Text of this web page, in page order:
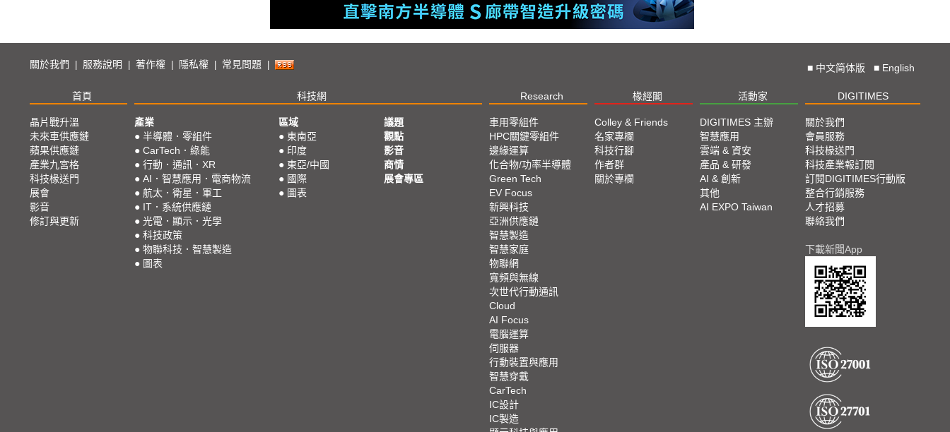
關於我們 服務說明 著作權 隱私權 常見問題 ■ 中文简体版 ■ English
首頁 科技網 Research 椽經閣 活動家 DIGITIMES
晶片戰升溫
未來車供應鏈
蘋果供應鏈
產業九宮格
科技椽送門
展會
影音
修訂與更新
產業
● 半導體．零組件
● CarTech．綠能
● 行動．通訊．XR
● AI．智慧應用．電商物流
● 航太．衛星．軍工
● IT．系統供應鏈
● 光電．顯示．光學
● 科技政策
● 物聯科技．智慧製造
● 圖表
區域
● 東南亞
● 印度
● 東亞/中國
● 國際
● 圖表
議題
觀點
影音
商情
展會專區
車用零組件
HPC關鍵零組件
邊緣運算
化合物/功率半導體
Green Tech
EV Focus
新興科技
亞洲供應鏈
智慧製造
智慧家庭
物聯網
寬頻與無線
次世代行動通訊
Cloud
AI Focus
電腦運算
伺服器
行動裝置與應用
智慧穿戴
CarTech
IC設計
IC製造
Colley & Friends
名家專欄
科技行腳
作者群
關於專欄
DIGITIMES 主辦
智慧應用
雲端 & 資安
產品 & 研發
AI & 創新
其他
AI EXPO Taiwan
關於我們
會員服務
科技椽送門
科技產業報訂閱
訂閱DIGITIMES行動版
整合行銷服務
人才招募
聯絡我們
下載新聞App